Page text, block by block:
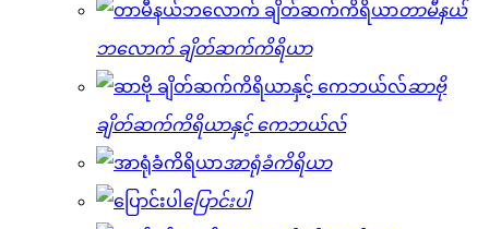
တာမီနယ်
ဘလောက် ချိတ်ဆက်ကိရိယာ
ဆာဗို
ချိတ်ဆက်ကိရိယာနှင့် ကေဘယ်လ်
အာရုံခံကိရိယာ
ပြောင်းပါ